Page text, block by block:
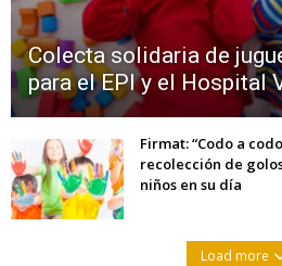
Colecta solidaria de
para el EPI y el Hospital
Firmat: “Codo a
recolección de
niños en su día
Load more